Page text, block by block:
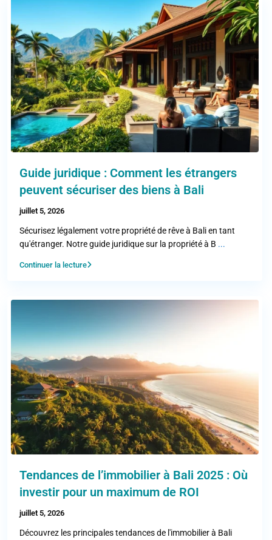
Guide juridique : Comment les étrangers
peuvent sécuriser des biens à Bali
juillet 5, 2026
Sécurisez légalement votre propriété de rêve à Bali en tant
qu'étranger. Notre guide juridique sur la propriété à B ...
Continuer la lecture
Tendances de l’immobilier à Bali 2025 : Où
investir pour un maximum de ROI
juillet 5, 2026
Découvrez les principales tendances de l'immobilier à Bali